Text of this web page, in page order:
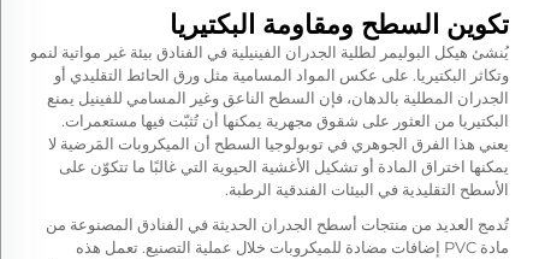
تكوين السطح ومقاومة البكتيريا
يُنشئ هيكل البوليمر لطلية الجدران الفينيلية في الفنادق بيئة غير مواتية لنمو
وتكاثر البكتيريا. على عكس المواد المسامية مثل ورق الحائط التقليدي أو
الجدران المطلية بالدهان، فإن السطح الناعق وغير المسامي للفينيل يمنع
البكتيريا من العثور على شقوق مجهرية يمكنها أن تُثبّت فيها مستعمرات.
يعني هذا الفرق الجوهري في توبولوجيا السطح أن الميكروبات المَرضية لا
يمكنها اختراق المادة أو تشكيل الأغشية الحيوية التي غالبًا ما تتكوّن على
الأسطح التقليدية في البيئات الفندقية الرطبة.
تُدمج العديد من منتجات أسطح الجدران الحديثة في الفنادق المصنوعة من
مادة PVC إضافات مضادة للميكروبات خلال عملية التصنيع. تعمل هذه